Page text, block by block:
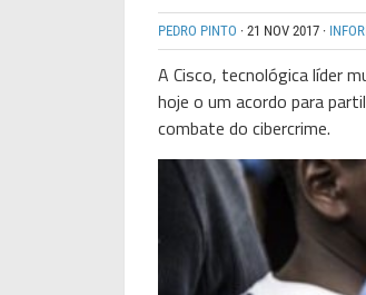
PEDRO PINTO · 21 NOV 2017 ·
A Cisco, tecnológica líder
hoje o um acordo para
combate do cibercrime.